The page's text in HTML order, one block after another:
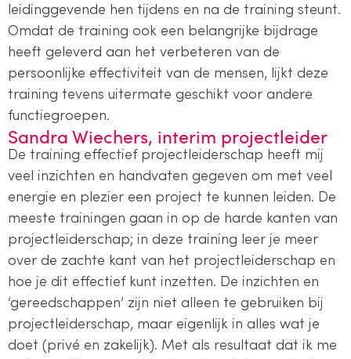
leidinggevende hen tijdens en na de training steunt.
Omdat de training ook een belangrijke bijdrage
heeft geleverd aan het verbeteren van de
persoonlijke effectiviteit van de mensen, lijkt deze
training tevens uitermate geschikt voor andere
functiegroepen.
Sandra Wiechers, interim projectleider
De training effectief projectleiderschap heeft mij
veel inzichten en handvaten gegeven om met veel
energie en plezier een project te kunnen leiden. De
meeste trainingen gaan in op de harde kanten van
projectleiderschap; in deze training leer je meer
over de zachte kant van het projectleiderschap en
hoe je dit effectief kunt inzetten. De inzichten en
‘gereedschappen’ zijn niet alleen te gebruiken bij
projectleiderschap, maar eigenlijk in alles wat je
doet (privé en zakelijk). Met als resultaat dat ik me